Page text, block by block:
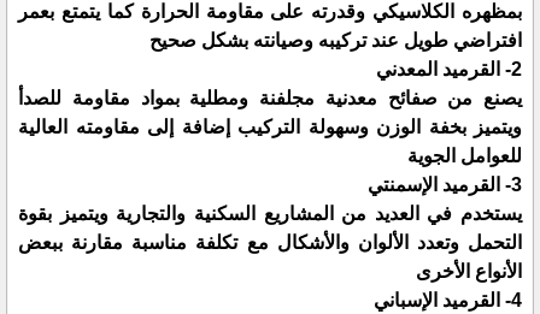
بمظهره الكلاسيكي وقدرته على مقاومة الحرارة كما يتمتع بعمر
افتراضي طويل عند تركيبه وصيانته بشكل صحيح
2- القرميد المعدني
يصنع من صفائح معدنية مجلفنة ومطلية بمواد مقاومة للصدأ
ويتميز بخفة الوزن وسهولة التركيب إضافة إلى مقاومته العالية
للعوامل الجوية
3- القرميد الإسمنتي
يستخدم في العديد من المشاريع السكنية والتجارية ويتميز بقوة
التحمل وتعدد الألوان والأشكال مع تكلفة مناسبة مقارنة ببعض
الأنواع الأخرى
4- القرميد الإسباني